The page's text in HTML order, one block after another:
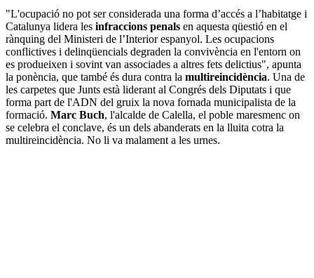
"L'ocupació no pot ser considerada una forma d’accés a l’habitatge i
Catalunya lidera les infraccions penals en aquesta qüestió en el
rànquing del Ministeri de l’Interior espanyol. Les ocupacions
conflictives i delinqüencials degraden la convivència en l'entorn on
es produeixen i sovint van associades a altres fets delictius", apunta
la ponència, que també és dura contra la multireincidència. Una de
les carpetes que Junts està liderant al Congrés dels Diputats i que
forma part de l'ADN del gruix la nova fornada municipalista de la
formació. Marc Buch, l'alcalde de Calella, el poble maresmenc on
se celebra el conclave, és un dels abanderats en la lluita cotra la
multireincidència. No li va malament a les urnes.